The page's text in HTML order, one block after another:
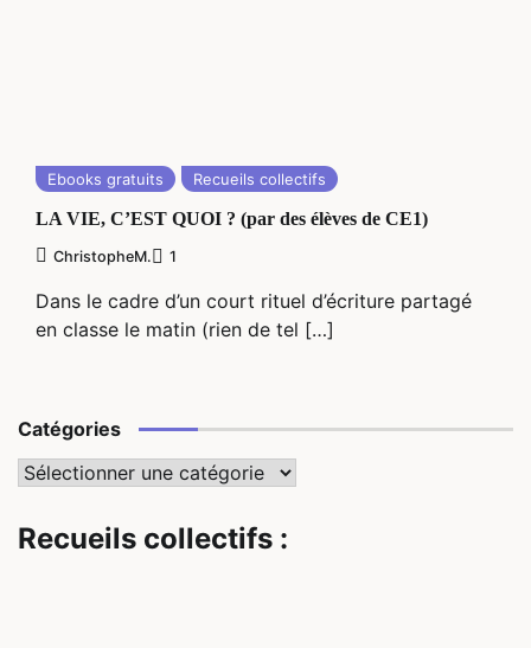
Ebooks gratuits Recueils collectifs
LA VIE, C’EST QUOI ? (par des élèves de CE1)
ChristopheM. 1
Dans le cadre d’un court rituel d’écriture partagé
en classe le matin (rien de tel […]
Catégories
Catégories
Recueils collectifs :